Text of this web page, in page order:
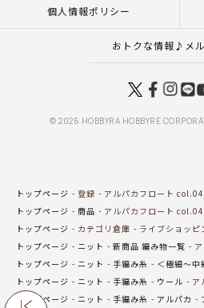
個人情報ポリシー
おトクな情報♪メ
© 2026 HOBBYRA HOBBYRE
トップページ 登録
アルパカフロート
トップページ
商品
アルパカフロート
トップページ
カテゴリ倉庫
ライブショッ
トップページ
ニット 新商品 編み物一覧
トップページ
ニット 手編み糸 ＜極細～中
トップページ
ニット 手編み糸 ウール
ア
トップページ
ニット 手編み糸 アルパカ